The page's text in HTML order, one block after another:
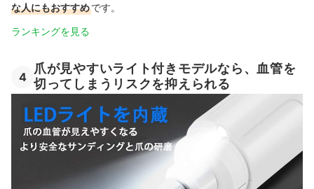
な人にもおすすめです。
ランキングを見る
4
爪が見やすいライト付きモデルなら、血管を
切ってしまうリスクを抑えられる